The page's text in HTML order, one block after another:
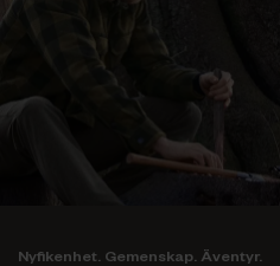
Nyfikenhet. Gemenskap. Äventyr.